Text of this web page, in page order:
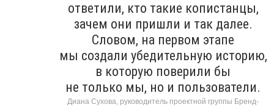
ответили, кто такие копистанцы,
зачем они пришли и так далее.
Словом, на первом этапе
мы создали убедительную историю,
в которую поверили бы
не только мы, но и пользователи.
Диана Сухова, руководитель проектной группы Бренд-